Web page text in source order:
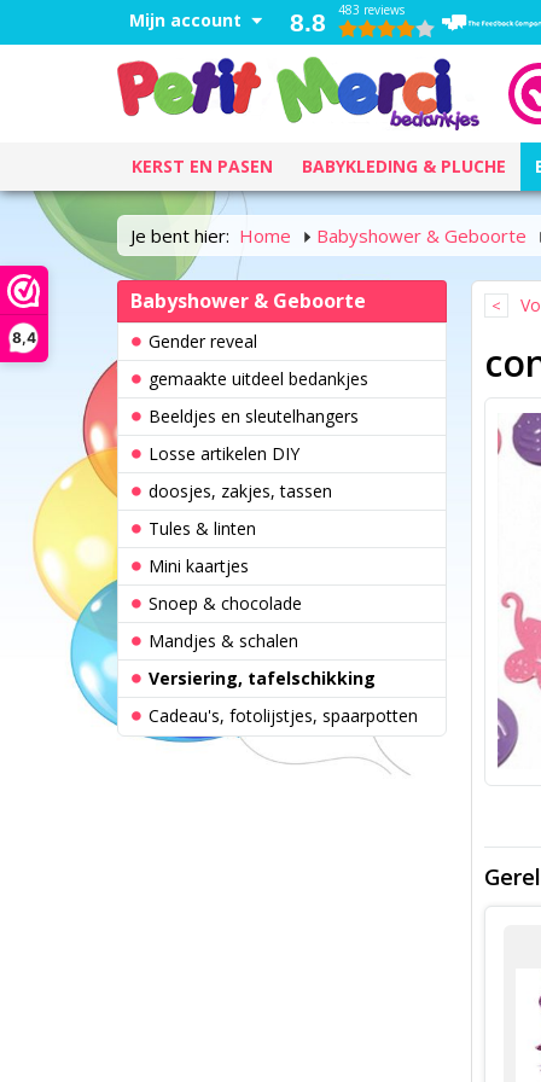
8,4
Mijn account 8.8 483 reviews
KERST EN PASEN BABYKLEDING & PLUCHE
Je bent hier: Home Babyshower & Geboorte
Babyshower & Geboorte
Gender reveal
gemaakte uitdeel bedankjes
Beeldjes en sleutelhangers
Losse artikelen DIY
doosjes, zakjes, tassen
Tules & linten
Mini kaartjes
Snoep & chocolade
Mandjes & schalen
Versiering, tafelschikking
Cadeau's, fotolijstjes, spaarpotten